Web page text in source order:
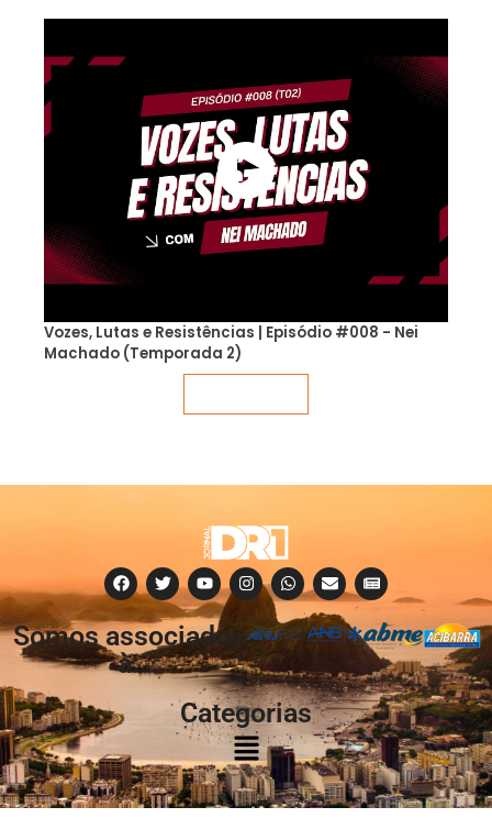
Vozes, Lutas e Resistências | Episódio #008 - Nei
Machado (Temporada 2)
Somos associados
à:
Categorias